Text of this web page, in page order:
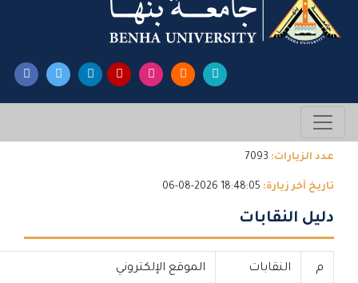
عدد الزيارات:7093
تاريخ آخر زيارة:18:48:05 2026-08-06
دليل النقابات
النقابات الموقع الإلكتروني